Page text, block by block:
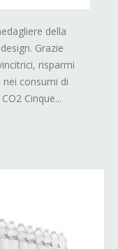
della
Grazie
risparmi
nei consumi di
Cinque...